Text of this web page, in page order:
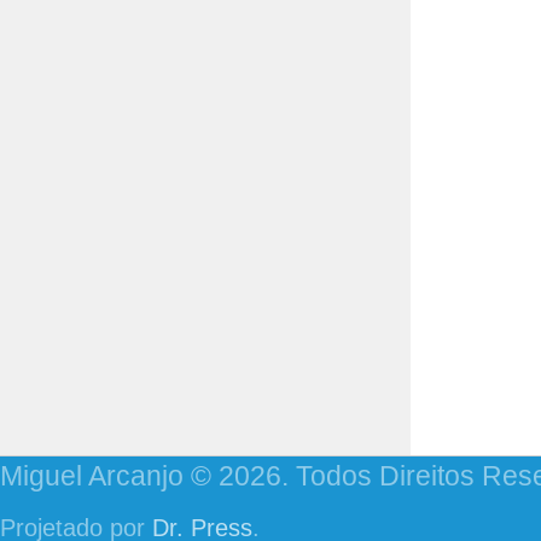
Miguel Arcanjo © 2026. Todos Direitos
Projetado por Dr. Press.